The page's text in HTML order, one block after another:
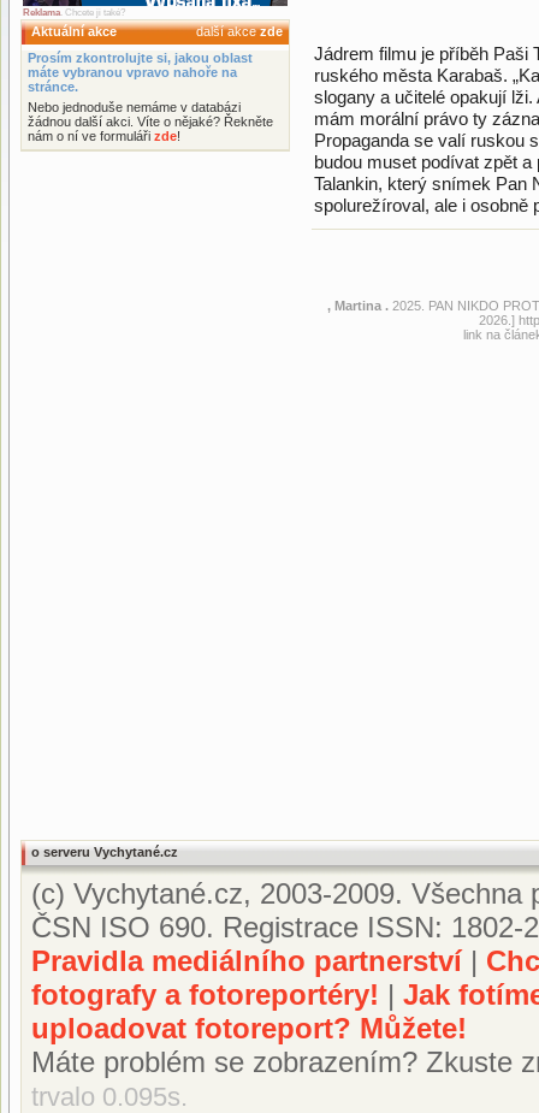
Reklama. Chcete ji také?
Aktuální akce další akcezde
Prosím zkontrolujte si, jakou oblast
máte vybranou vpravo nahoře na
stránce.
Nebo jednoduše nemáme v databázi
žádnou další akci. Víte o nějaké? Řekněte
nám o ní ve formuláři zde!
Jádrem filmu je příběh Paši
ruského města Karabaš.
slogany a učitelé opakují
mám morální právo ty
Propaganda se valí ruskou
budou muset podívat zpět
Talankin, který snímek Pan
spolurežíroval, ale i osobně
, Martina . 2025. PAN NIKDO
2026.]
link na
o serveru Vychytané.cz
(c) Vychytané.cz, 2003-2009.
ČSN ISO 690. Registrace ISSN: 1802-
Pravidla mediálního partnerství|
fotografy a fotoreportéry! | Jak
uploadovat fotoreport? Můžete!
Máte problém se zobrazením? Zkuste
trvalo 0.095s.